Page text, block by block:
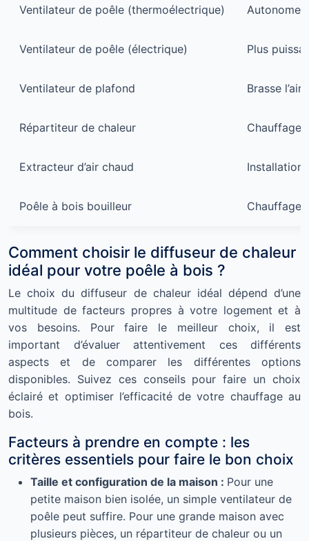
Ventilateur de poêle (thermoélectrique) Autonome,
Ventilateur de poêle (électrique) Plus
Ventilateur de plafond Brasse
Répartiteur de chaleur Chauffage
Extracteur d’air chaud Installation
Poêle à bois bouilleur Chauffage
Comment choisir le diffuseur de chaleur
idéal pour votre poêle à bois ?
Le choix du diffuseur de chaleur idéal dépend d’une
multitude de facteurs propres à votre logement et à
vos besoins. Pour faire le meilleur choix, il est
important d’évaluer attentivement ces différents
aspects et de comparer les différentes options
disponibles. Suivez ces conseils pour faire un choix
éclairé et optimiser l’efficacité de votre chauffage au
bois.
Facteurs à prendre en compte : les
critères essentiels pour faire le bon choix
Taille et configuration de la maison : Pour une
petite maison bien isolée, un simple ventilateur de
poêle peut suffire. Pour une grande maison avec
plusieurs pièces, un répartiteur de chaleur ou un